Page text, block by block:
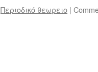
Περιοδικό θεωρειο |